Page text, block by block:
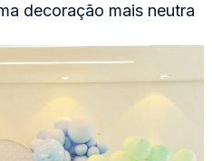
decoração mais neutra